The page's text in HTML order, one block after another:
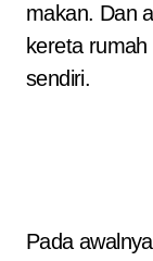
makan. Dan
kereta
sendiri.
Pada